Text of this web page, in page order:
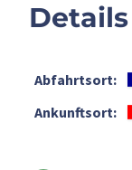
Abfahrtsort:
Ankunftsort: